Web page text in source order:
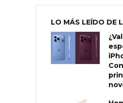
LO MÁS LEÍDO DE